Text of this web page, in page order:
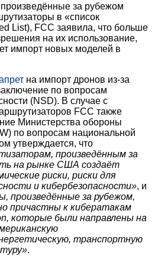
за рубежом
в «список
List), FCC заявила, что больше
на их использование,
импорт новых моделей в
на импорт дронов из-за
по вопросам
(NSD). В случае с
FCC также
Министерства обороны
по вопросам национальной
утверждается, что
произведённым за
на рынке США создаёт
риски, риски для
и кибербезопасности», и
произведённые за рубежом,
причастны к кибератакам
которые были направлены на
транспортную
.